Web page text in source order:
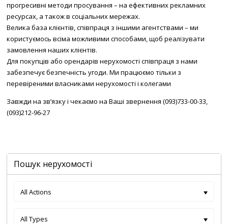
прогресивні методи просування – на ефективних рекламних
ресурсах, а також в соціальних мережах.
Велика база клієнтів, співпраця з іншими агентствами – ми
користуємось всіма можливими способами, щоб реалізувати
замовлення наших клієнтів.
Для покупців або орендарів нерухомості співпраця з нами
забезпечує безпечність угоди. Ми працюємо тільки з
перевіреними власниками нерухомості і колегами
Завжди на зв’язку і чекаємо на Ваші звернення (093)733-00-33,
(093)212-96-27
Пошук нерухомості
All Actions
All Types